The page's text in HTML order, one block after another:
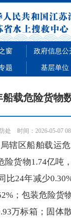
窗 政府信息公
题 基层单位
船载危险货物
处 时间：2026-05-07
辖区船舶载运
险货物1.74亿吨
比24年减少
；包装危险货
万标箱；固体